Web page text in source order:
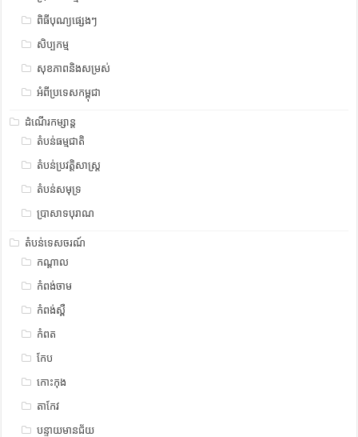
ពិធីបុណ្យផ្សេងៗ
សិប្បកម្ម
សុខភាពនិងសម្រស់
អំពីប្រទេសកម្ពុជា
ដំណើរកម្សាន្ត
តំបន់ធម្មជាតិ
តំបន់ប្រវត្តិសាស្រ្ត
តំបន់សមុទ្រ
ប្រាសាទបុរាណ
តំបន់ទេសចរណ៍
កណ្តាល
កំពង់ចាម
កំពង់ស្ពឺ
កំពត
កែប
កោះកុង
តាកែវ
បន្ទាយមានជ័យ